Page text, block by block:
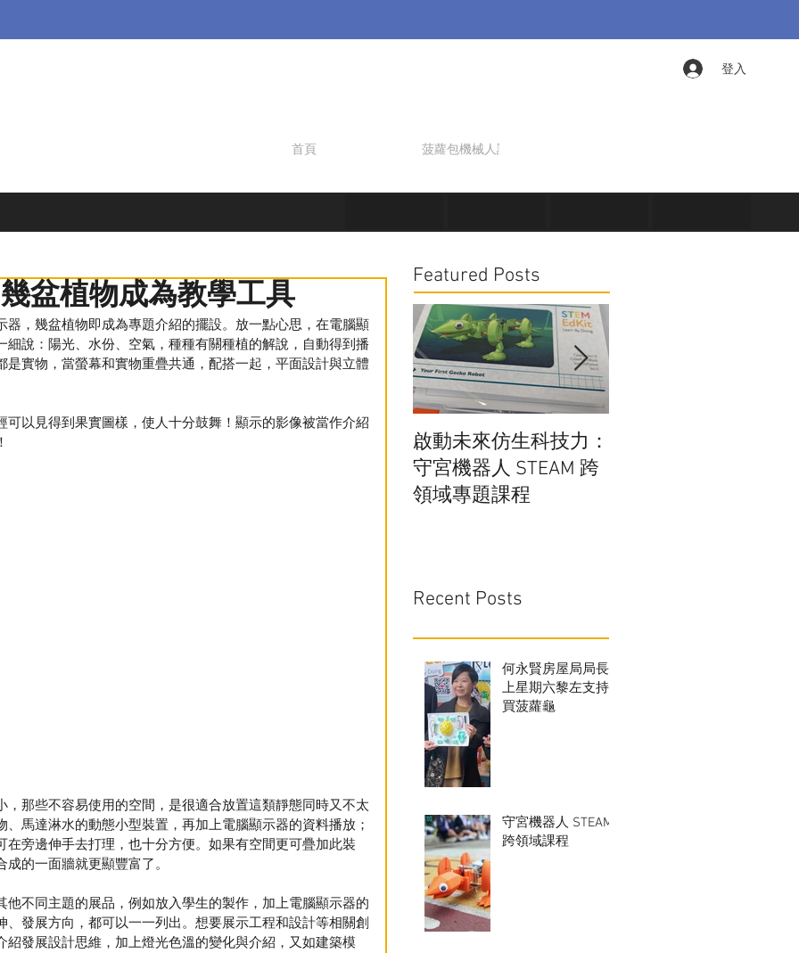
登入
首頁 菠蘿包機械人課程
盆植物成為教學工具
器，幾盆植物即成為專題介紹的擺設。放一點心思，在電腦顯
細說：陽光、水份、空氣，種種有關種植的解說，自動得到播
是實物，當螢幕和實物重疊共通，配搭一起，平面設計與立體
可以見得到果實圖樣，使人十分鼓舞！顯示的影像被當作介紹
，那些不容易使用的空間，是很適合放置這類靜態同時又不太
馬達淋水的動態小型裝置，再加上電腦顯示器的資料播放；
在旁邊伸手去打理，也十分方便。如果有空間更可疊加此裝
的一面牆就更顯豐富了。
他不同主題的展品，例如放入學生的製作，加上電腦顯示器的
、發展方向，都可以一一列出。想要展示工程和設計等相關創
紹發展設計思維，加上燈光色溫的變化與介紹，又如建築模
Featured Posts
啟動未來仿生科技力：
守宮機器人 STEAM 跨
領域專題課程
Recent Posts
何永賢房屋局局長
上星期六黎左支持
買菠蘿龜
守宮機器人 STEAM
跨領域課程